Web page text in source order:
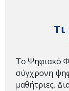
Το Ψηφιακό
σύγχρονη
μαθήτριες.